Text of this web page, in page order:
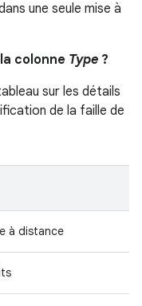
une seule mise à
colonne Type ?
sur les détails
de la faille de
à distance